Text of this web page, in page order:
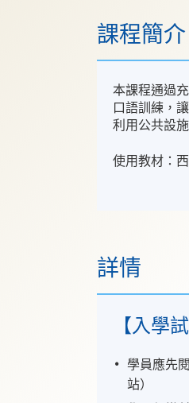
課程簡介
本課程通過
口語訓練，
利用公共設施
使用教材：
詳情
【入學
學員應先
站）